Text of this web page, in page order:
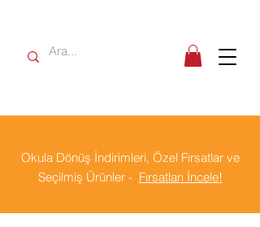
Okula Dönüş İndirimleri, Özel Fırsatlar ve
Seçilmiş Ürünler - Fırsatları İncele!